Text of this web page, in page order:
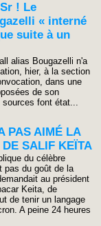
! Le
« interné
suite à un
alias Bougazelli n'a
hier, à la section
dans une
de son
sources font état...
PAS AIMÉ LA
SALIF KEÏTA
du célèbre
pas du goût de la
au président
Keita, de
de tenir un langage
A peine 24 heures